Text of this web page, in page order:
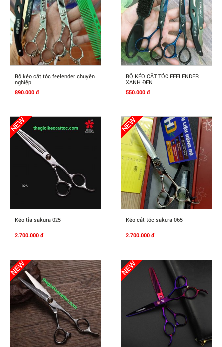
Mua Ngay
Bộ kéo cắt tóc feelender chuyên
nghiệp
890.000 đ
Mua Ngay
BỘ KÉO CẮT TÓC FEELENDER
XANH ĐEN
550.000 đ
Mua Ngay
Kéo tỉa sakura 025
2.700.000 đ
Mua Ngay
Kéo cắt tóc sakura 065
2.700.000 đ